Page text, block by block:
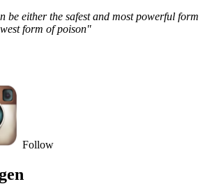
be either the safest and most powerful form
form of poison"
Follow